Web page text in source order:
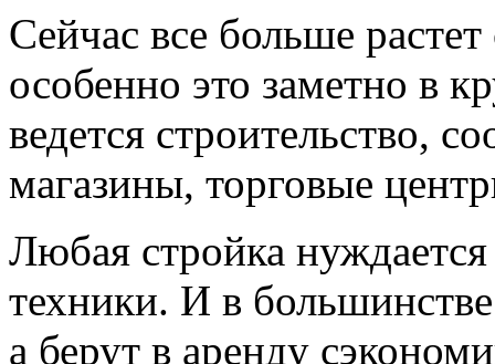
Сейчас все больше
особенно это заметно в
ведется строительство,
магазины, торговые
Любая стройка
техники. И в
а берут в аренду